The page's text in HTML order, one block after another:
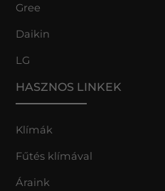
Gree
Daikin
LG
HASZNOS LINKEK
Klímák
Fűtés klímával
Áraink